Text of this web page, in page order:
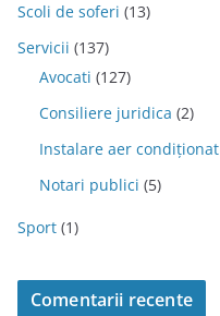
Scoli de soferi (13)
Servicii (137)
Avocati (127)
Consiliere juridica (2)
Instalare aer condiționat
Notari publici (5)
Sport (1)
Comentarii recente